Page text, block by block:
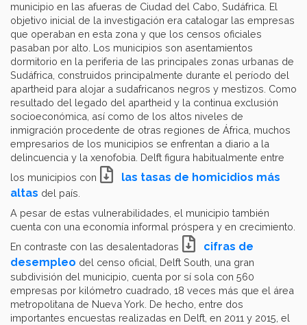
municipio en las afueras de Ciudad del Cabo, Sudáfrica. El
objetivo inicial de la investigación era catalogar las empresas
que operaban en esta zona y que los censos oficiales
pasaban por alto. Los municipios son asentamientos
dormitorio en la periferia de las principales zonas urbanas de
Sudáfrica, construidos principalmente durante el período del
apartheid para alojar a sudafricanos negros y mestizos. Como
resultado del legado del apartheid y la continua exclusión
socioeconómica, así como de los altos niveles de
inmigración procedente de otras regiones de África, muchos
empresarios de los municipios se enfrentan a diario a la
delincuencia y la xenofobia. Delft figura habitualmente entre
los municipios con
las tasas de homicidios más
altas del país.
A pesar de estas vulnerabilidades, el municipio también
cuenta con una economía informal próspera y en crecimiento.
En contraste con las desalentadoras
cifras de
desempleo del censo oficial, Delft South, una gran
subdivisión del municipio, cuenta por sí sola con 560
empresas por kilómetro cuadrado, 18 veces más que el área
metropolitana de Nueva York. De hecho, entre dos
importantes encuestas realizadas en Delft, en 2011 y 2015, el